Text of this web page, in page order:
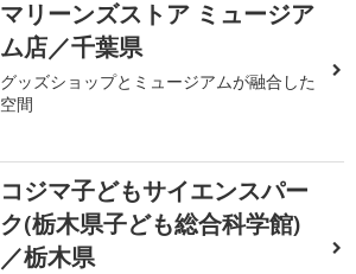
マリーンズストア ミュージア
ム店／千葉県
グッズショップとミュージアムが融合した
空間
コジマ子どもサイエンスパー
ク(栃木県子ども総合科学館)
／栃木県